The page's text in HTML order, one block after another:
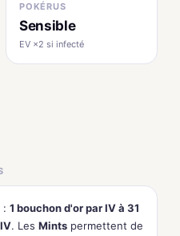
POKÉRUS
Sensible
EV ×2 si infecté
: 1 bouchon d'or par IV à 31
. Les Mints permettent de